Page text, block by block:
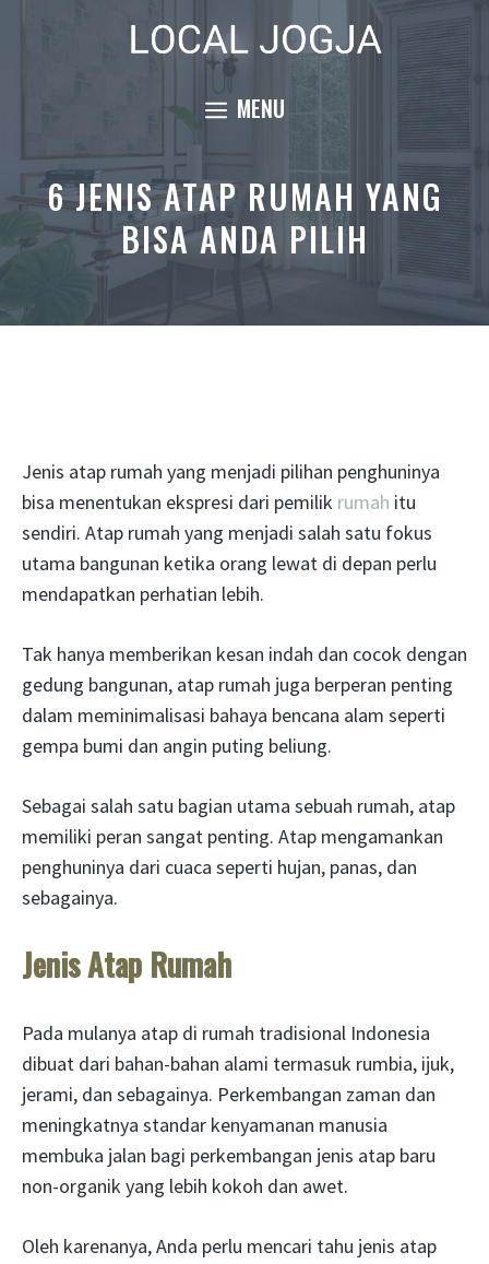
MENU
6 JENIS ATAP RUMAH YANG
BISA ANDA PILIH
Jenis atap rumah yang menjadi pilihan penghuninya
bisa menentukan ekspresi dari pemilik rumah itu
sendiri. Atap rumah yang menjadi salah satu fokus
utama bangunan ketika orang lewat di depan perlu
mendapatkan perhatian lebih.
Tak hanya memberikan kesan indah dan cocok dengan
gedung bangunan, atap rumah juga berperan penting
dalam meminimalisasi bahaya bencana alam seperti
gempa bumi dan angin puting beliung.
Sebagai salah satu bagian utama sebuah rumah, atap
memiliki peran sangat penting. Atap mengamankan
penghuninya dari cuaca seperti hujan, panas, dan
sebagainya.
Jenis Atap Rumah
Pada mulanya atap di rumah tradisional Indonesia
dibuat dari bahan-bahan alami termasuk rumbia, ijuk,
jerami, dan sebagainya. Perkembangan zaman dan
meningkatnya standar kenyamanan manusia
membuka jalan bagi perkembangan jenis atap baru
non-organik yang lebih kokoh dan awet.
Oleh karenanya, Anda perlu mencari tahu jenis atap